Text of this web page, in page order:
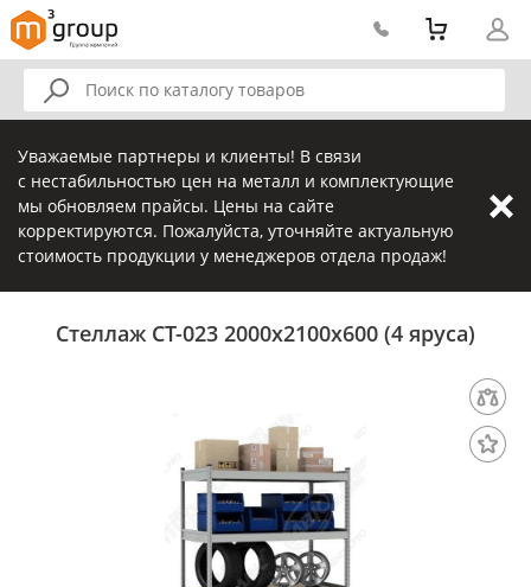
Уважаемые партнеры и клиенты! В связи
с нестабильностью цен на металл и комплектующие
мы обновляем прайсы. Цены на сайте
корректируются. Пожалуйста, уточняйте актуальную
стоимость продукции у менеджеров отдела продаж!
Стеллаж СТ-023 2000х2100х600 (4 яруса)